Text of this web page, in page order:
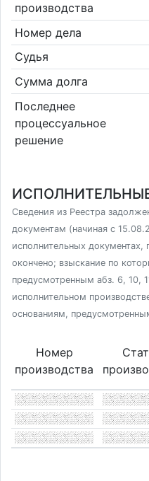
производства
Номер дела
Судья
Сумма долга
Последнее
процессуальное
решение
Сведения из Реестра
документам (начиная с
исполнительных
окончено; взыскание по
предусмотренным абз. 6, 10,
исполнительном
основаниям,
Номер
производства